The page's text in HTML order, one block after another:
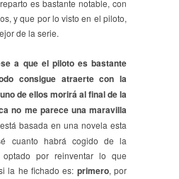
es bastante notable, con
y que por lo visto en el piloto,
de la serie.
a que el piloto es bastante
consigue atraerte con la
de ellos morirá al final de la
no me parece una maravilla
basada en una novela esta
cuanto habrá cogido de la
por reinventar lo que
la he fichado es: primero, por